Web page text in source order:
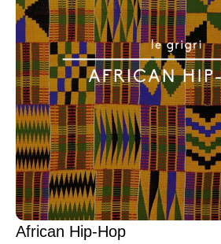
African Hip-Hop